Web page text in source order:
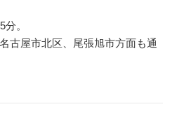
。
古屋市北区、尾張旭市方面も通